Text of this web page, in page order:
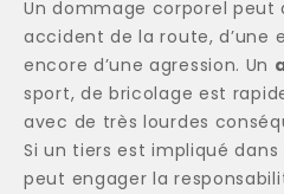
Un dommage corporel peut
accident de la route, d’une
encore d’une agression. Un
sport, de bricolage est
avec de très lourdes
Si un tiers est impliqué
peut engager la